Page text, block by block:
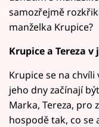
samozřejmě
manželka Krupice?
Krupice a Tereza
Krupice se na
jeho dny začínají
Marka, Tereza, pro
hospodě tak, co